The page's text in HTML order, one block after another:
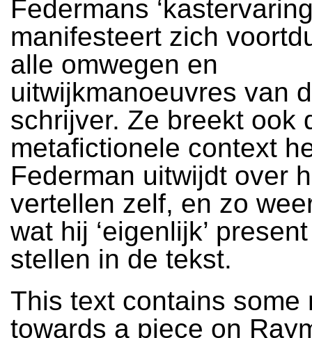
Federmans
manifesteert zich
alle omwegen en
uitwijkmanoeuvres van
schrijver. Ze breekt ook
metafictionele context
Federman uitwijdt over
vertellen zelf, en zo
wat hij ‘eigenlijk’
stellen in de tekst.
This text contains some
towards a piece on